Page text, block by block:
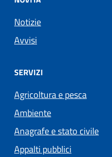
Notizie
Avvisi
SERVIZI
Agricoltura e pesca
Ambiente
Anagrafe e stato civile
Appalti pubblici